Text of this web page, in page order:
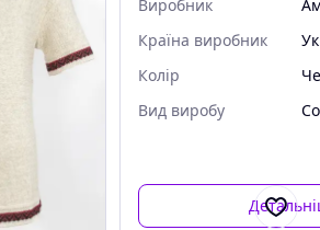
Виробник
Країна виробник
Колір
Вид виробу